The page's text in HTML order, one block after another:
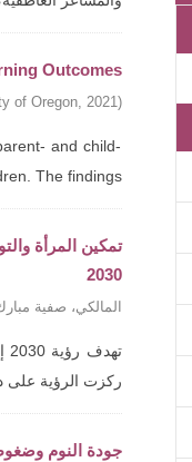
Outcomes
of Oregon, 2021)
and child-
The findings ...
2030
المالكي، صفية
ركزت الرؤية على
جودة النوم